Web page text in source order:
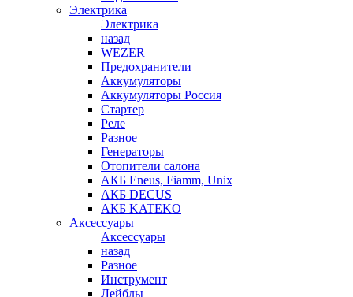
Электрика
Электрика
назад
WEZER
Предохранители
Аккумуляторы
Аккумуляторы Россия
Стартер
Реле
Разное
Генераторы
Отопители салона
АКБ Eneus, Fiamm, Unix
АКБ DECUS
АКБ KATEKO
Аксессуары
Аксессуары
назад
Разное
Инструмент
Лейблы